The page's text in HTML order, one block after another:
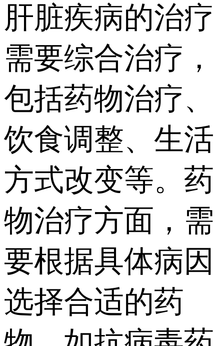
肝脏疾病的治疗
需要综合治疗，
包括药物治疗、
饮食调整、生活
方式改变等。药
物治疗方面，需
要根据具体病因
选择合适的药